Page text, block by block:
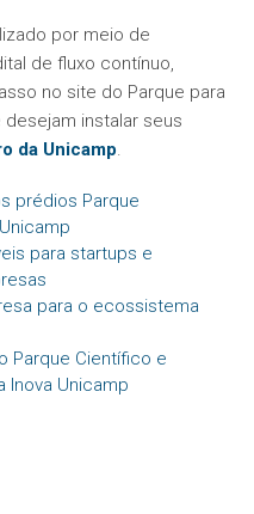
por meio de
de fluxo contínuo,
no site do Parque para
instalar seus
da Unicamp.
prédios Parque
para startups e
para o ecossistema
Parque Científico e
Inova Unicamp